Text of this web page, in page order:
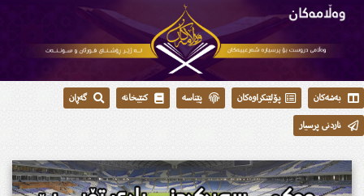
بەشەکان پۆلێنکراوەکان پێناسە کتێبخانە
گەڕان
ناردنی پرسیار